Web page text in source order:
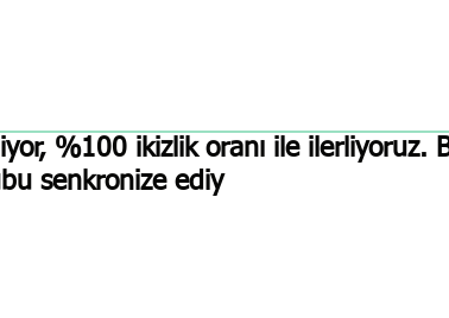
%100 ikizlik oranı ile ilerliyoruz.
senkronize ediy